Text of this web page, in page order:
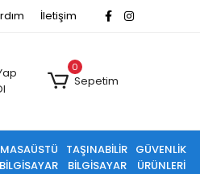
İletişim
0
Sepetim
MASAÜSTÜ
BİLGİSAYAR
TAŞINABİLİR
BİLGİSAYAR
GÜVENLİK
ÜRÜNLERİ